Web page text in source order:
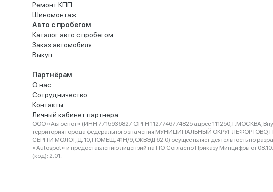
Ремонт КПП
Шиномонтаж
Авто с пробегом
Каталог авто с пробегом
Заказ автомобиля
Выкуп
Партнёрам
О нас
Сотрудничество
Контакты
Личный кабинет партнера
ООО «Автоспот» (ИНН 7715936827 ОРГН 1127746774825 адрес 111250, Г.МОСКВА,
территория города федерального значения МУНИЦИПАЛЬНЫЙ ОКРУГ
СЕРП И МОЛОТ, Д. 10, ПОМЕЩ. 41Н/9, ОКВЭД 62.0) осуществляет деятельность по
«Autospot» и предоставлению лицензий на ПО. Согласно Приказу Минцифры от
(код): 2.01.